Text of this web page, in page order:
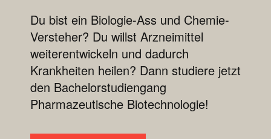
Du bist ein Biologie-Ass und Chemie-
Versteher? Du willst Arzneimittel
weiterentwickeln und dadurch
Krankheiten heilen? Dann studiere jetzt
den Bachelorstudiengang
Pharmazeutische Biotechnologie!